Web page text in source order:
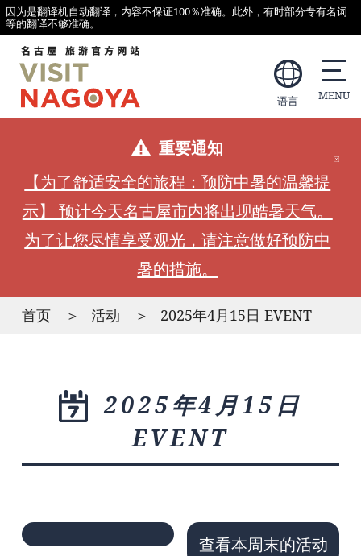
因为是翻译机自动翻译，内容不保证100％准确。此外，有时部分专有名词
等的翻译不够准确。
语言
重要通知
【为了舒适安全的旅程：预防中暑的温馨提
示】 预计今天名古屋市内将出现酷暑天气。
为了让您尽情享受观光，请注意做好预防中
暑的措施。
首页 活动 2025年4月15日 EVENT
2025年4月15日
EVENT
查看本周末的活动